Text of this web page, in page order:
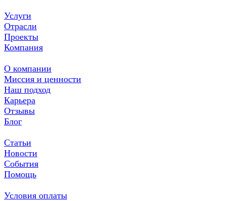
Услуги
Отрасли
Проекты
Компания
О компании
Миссия и ценности
Наш подход
Карьера
Отзывы
Блог
Статьи
Новости
События
Помощь
Условия оплаты